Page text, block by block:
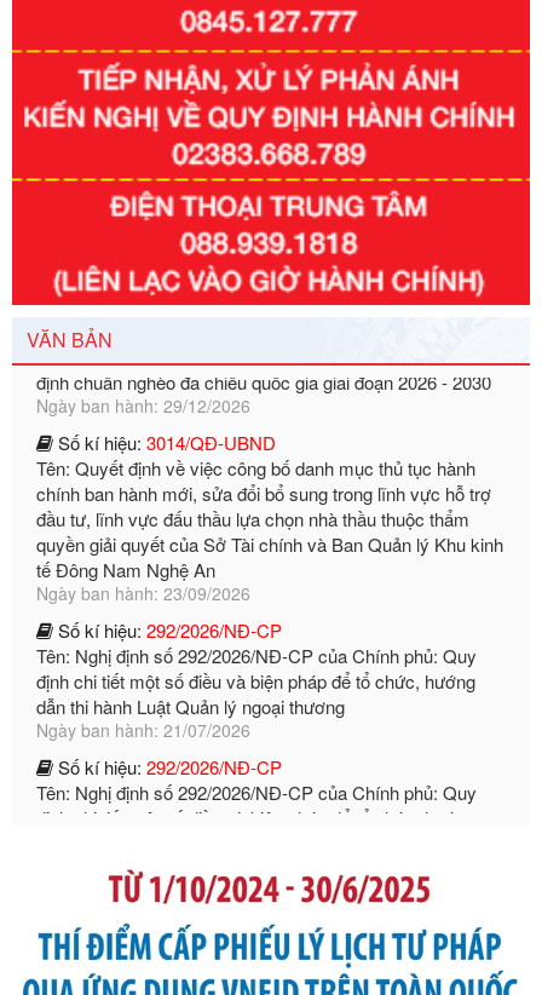
VĂN BẢN
Số kí hiệu:351/2025/NĐ-CP
Tên: Nghị định số 351/2025/NĐ-CP của Chính phủ: Quy
định chuẩn nghèo đa chiều quốc gia giai đoạn 2026 - 2030
Ngày ban hành: 29/12/2026
Số kí hiệu:3014/QĐ-UBND
Tên: Quyết định về việc công bố danh mục thủ tục hành
chính ban hành mới, sửa đổi bổ sung trong lĩnh vực hỗ trợ
đầu tư, lĩnh vực đấu thầu lựa chọn nhà thầu thuộc thẩm
quyền giải quyết của Sở Tài chính và Ban Quản lý Khu kinh
tế Đông Nam Nghệ An
Ngày ban hành: 23/09/2026
Số kí hiệu:292/2026/NĐ-CP
Tên: Nghị định số 292/2026/NĐ-CP của Chính phủ: Quy
định chi tiết một số điều và biện pháp để tổ chức, hướng
dẫn thi hành Luật Quản lý ngoại thương
Ngày ban hành: 21/07/2026
Số kí hiệu:292/2026/NĐ-CP
Tên: Nghị định số 292/2026/NĐ-CP của Chính phủ: Quy
định chi tiết một số điều và biện pháp để tổ chức, hướng
dẫn thi hành Luật Quản lý ngoại thương
Ngày ban hành: 21/07/2026
Tên: Thông tư số 105/2026/TT-BTC của Bộ Tài chính: Bãi
bỏ Thông tư số 87/2019/TT- BТC ngày 19 tháng 12 năm
2019 của Bộ trưởng Bộ Tài chính hướng dẫn thực hiện xử
phạt vi phạm hành chính trong lĩnh vực kho bạc nhà nước
Ngày ban hành: 21/07/2026